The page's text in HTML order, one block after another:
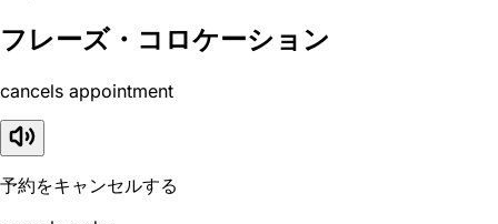
フレーズ・コロケーション
cancels appointment
予約をキャンセルする